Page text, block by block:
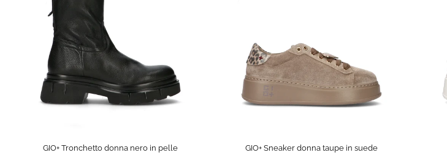
GIO+ Tronchetto donna nero in pelle GIO+ Sneaker donna taupe in suede